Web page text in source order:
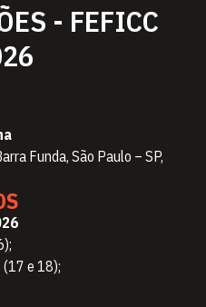
- FEFICC
Funda, São Paulo – SP,
(17 e 18);